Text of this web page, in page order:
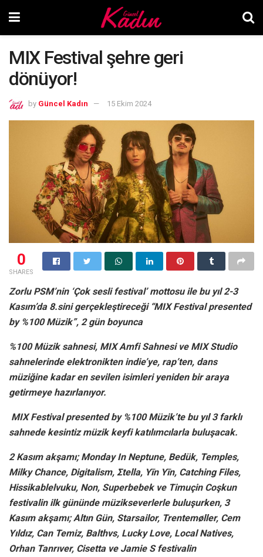
MIX Festival şehre geri
dönüyor!
by Güncel Kadın 15 Ekim 2024
0
SHARES
Zorlu PSM’nin ‘Çok sesli festival’ mottosu ile bu yıl 2-3
Kasım’da 8.sini gerçekleştireceği “MIX Festival presented
by %100 Müzik”, 2 gün boyunca
%100 Müzik sahnesi, MIX Amfi Sahnesi ve MIX Studio
sahnelerinde elektronikten indie’ye, rap’ten, dans
müziğine kadar en sevilen isimleri yeniden bir araya
getirmeye hazırlanıyor.
MIX Festival presented by %100 Müzik’te bu yıl 3 farklı
sahnede kesintiz müzik keyfi katılımcılarla buluşacak.
2 Kasım akşamı; Monday In Neptune, Bedük, Temples,
Milky Chance, Digitalism, Σtella, Yīn Yīn, Catching Files,
Hissikablelvuku, Non, Superbebek ve Timuçin Coşkun
festivalin ilk gününde müzikseverlerle buluşurken, 3
Kasım akşamı; Altın Gün, Starsailor, Trentemøller, Cem
Yıldız, Can Temiz, Balthvs, Lucky Love, Local Natives,
Orhan Tanrıver, Cisetta ve Jamie S festivalin